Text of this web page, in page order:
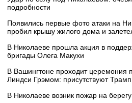
подробности
Появились первые фото атаки на
пробил крышу жилого дома и
В Николаеве прошла акция в
бригады Олега Макухи
В Вашингтоне проходит церемония
Линдси Грэмом: присутствуют
В Николаеве возник пожар на